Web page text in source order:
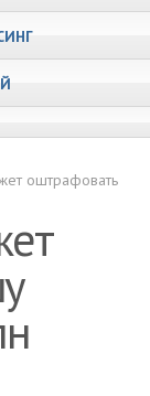
оштрафовать